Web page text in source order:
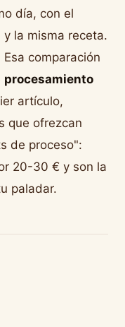
día, con el
la misma receta.
comparación
procesamiento
artículo,
que ofrezcan
de proceso":
20-30 € y son la
paladar.